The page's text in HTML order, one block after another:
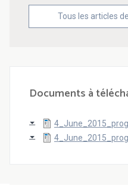
Tous les articles
Documents à